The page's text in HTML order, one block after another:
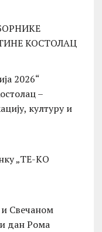
КОСТОЛАЦ
2026“
–
културу и
„ТЕ-KО
Свечаном
дан Рома